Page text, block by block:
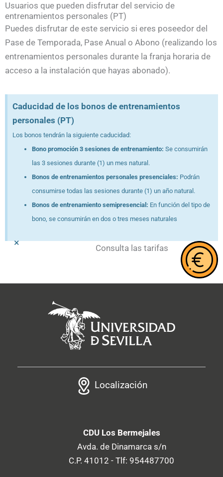
Usuarios que pueden disfrutar del servicio de
entrenamientos personales (PT)
Puedes disfrutar de este servicio si eres poseedor del
Pase de Temporada, Pase Anual o Abono (realizando los
entrenamientos personales durante la franja horaria de
acceso a la instalación que hayas abonado).
Caducidad de los bonos de entrenamientos
personales (PT)
Los bonos tendrán la siguiente caducidad:
Bono promoción 3 sesiones de entrenamiento: Se consumirán
las 3 sesiones durante (1) un mes natural.
Bonos de entrenamientos personales presenciales: Podrán
consumirse todas las sesiones durante (1) un año natural.
Bonos de entrenamiento semipresencial: En función del tipo de
bono, se consumirán en dos o tres meses naturales
× Consulta las tarifas
Localización
CDU Los Bermejales
Avda. de Dinamarca s/n
C.P. 41012 - Tlf: 954487700